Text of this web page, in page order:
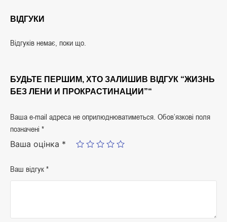
ВІДГУКИ
Відгуків немає, поки що.
БУДЬТЕ ПЕРШИМ, ХТО ЗАЛИШИВ ВІДГУК “ЖИЗНЬ
БЕЗ ЛЕНИ И ПРОКРАСТИНАЦИИ”“
Ваша e-mail адреса не оприлюднюватиметься. Обов’язкові поля
позначені *
Ваша оцінка *
Ваш відгук *